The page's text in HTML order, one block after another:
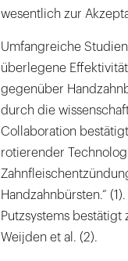
wesentlich zur
Umfangreiche
überlegene
gegenüber
durch die
Collaboration
rotierender
Handzahnbürsten.“
Putzsystems bestätigt
Weijden et al. (2).